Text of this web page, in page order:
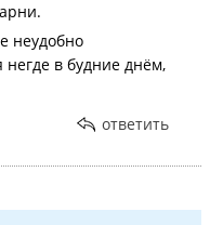
неудобно
негде в будние днём,
ответить